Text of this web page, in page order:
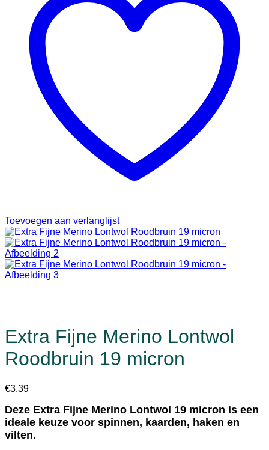
Toevoegen aan verlanglijst
Extra Fijne Merino Lontwol
Roodbruin 19 micron
€3.39
Deze Extra Fijne Merino Lontwol 19 micron is een
ideale keuze voor spinnen, kaarden, haken en
vilten.